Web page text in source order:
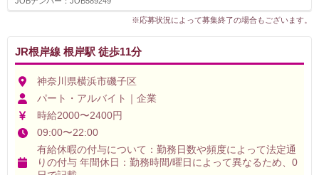
※応募状況によって募集終了の場合もございます。
JR根岸線 根岸駅 徒歩11分
神奈川県横浜市磯子区
パート・アルバイト｜企業
時給2000〜2400円
09:00〜22:00
有給休暇の付与について：勤務日数や頻度によって法定通
りの付与 年間休日：勤務時間/曜日によって異なるため、0